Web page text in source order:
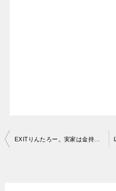
投
EXITりんたろー。実家は金持ち！？生い立ちや両親の職業について